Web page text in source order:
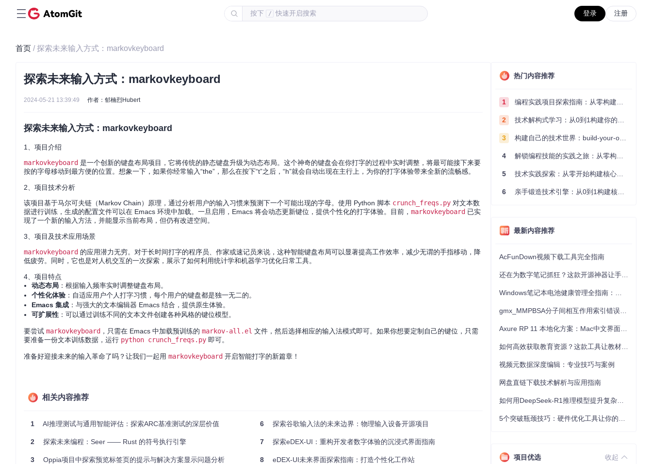
按下 / 快速开启搜索 登录 注册
首页 / 探索未来输入方式：markovkeyboard
探索未来输入方式：markovkeyboard
2024-05-21 13:39:49 作者：郁楠烈Hubert
探索未来输入方式：markovkeyboard
1、项目介绍
markovkeyboard 是一个创新的键盘布局项目，它将传统的静态键盘升级为动态布局。这个神奇的键盘会在你打字的过程中实时调整，将最可能接下来要
按的字母移动到最方便的位置。想象一下，如果你经常输入“the”，那么在按下“t”之后，“h”就会自动出现在主行上，为你的打字体验带来全新的流畅感。
2、项目技术分析
该项目基于马尔可夫链（Markov Chain）原理，通过分析用户的输入习惯来预测下一个可能出现的字母。使用 Python 脚本 crunch_freqs.py 对文本数
据进行训练，生成的配置文件可以在 Emacs 环境中加载。一旦启用，Emacs 将会动态更新键位，提供个性化的打字体验。目前， markovkeyboard 已实
现了一个新的输入方法，并能显示当前布局，但仍有改进空间。
3、项目及技术应用场景
markovkeyboard 的应用潜力无穷。对于长时间打字的程序员、作家或速记员来说，这种智能键盘布局可以显著提高工作效率，减少无谓的手指移动，降
低疲劳。同时，它也是对人机交互的一次探索，展示了如何利用统计学和机器学习优化日常工具。
4、项目特点
动态布局 ：根据输入频率实时调整键盘布局。
个性化体验 ：自适应用户个人打字习惯，每个用户的键盘都是独一无二的。
Emacs 集成 ：与强大的文本编辑器 Emacs 结合，提供原生体验。
可扩展性 ：可以通过训练不同的文本文件创建各种风格的键位模型。
要尝试 markovkeyboard ，只需在 Emacs 中加载预训练的 markov-all.el 文件，然后选择相应的输入法模式即可。如果你想要定制自己的键位，只需
要准备一份文本训练数据，运行 python crunch_freqs.py 即可。
准备好迎接未来的输入革命了吗？让我们一起用 markovkeyboard 开启智能打字的新篇章！
相关内容推荐
1 AI推理测试与通用智能评估：探索ARC基准测试的深层价值
2 探索未来编程：Seer —— Rust 的符号执行引擎
3 Oppia项目中探索预览标签页的提示与解决方案显示问题分析
6 探索谷歌输入法的未来边界：物理输入设备开源项目
7 探索eDEX-UI：重构开发者数字体验的沉浸式界面指南
8 eDEX-UI未来界面探索指南：打造个性化工作站
热门内容推荐
1 编程实践项目探索指南：从零构建技术能力体系
2 技术解构式学习：从0到1构建你的编程知识体系
3 构建自己的技术世界：build-your-own-x项目的实践探索指南
4 解锁编程技能的实践之旅：从零构建你的技术世界
5 技术实践探索：从零开始构建核心系统的实践指南
6 亲手锻造技术引擎：从0到1构建核心系统的实践指南
最新内容推荐
AcFunDown视频下载工具完全指南
视频元数据深度编辑：专业技巧与案例
网盘直链下载技术解析与应用指南
项目优选 收起